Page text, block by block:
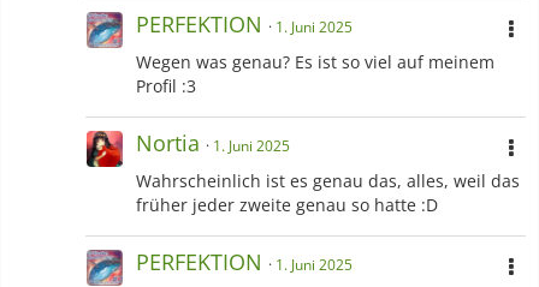
PERFEKTION 1. Juni 2025
Wegen was genau? Es ist so viel auf meinem
Profil :3
Nortia 1. Juni 2025
Wahrscheinlich ist es genau das, alles, weil das
früher jeder zweite genau so hatte :D
PERFEKTION 1. Juni 2025